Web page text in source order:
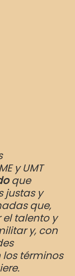
y UMT
que
justas y
que,
talento y
y, con
términos